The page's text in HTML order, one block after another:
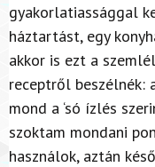
gyakorlatiassággal
háztartást, egy
akkor is ezt a
receptről beszélnék:
mond a ‘só ízlés
szoktam mondani
használok, aztán